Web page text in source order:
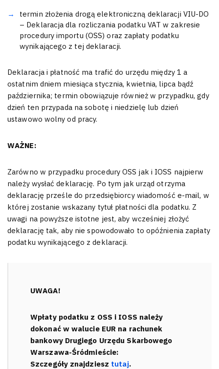
termin złożenia drogą elektroniczną deklaracji VIU-DO
– Deklaracja dla rozliczania podatku VAT w zakresie
procedury importu (OSS) oraz zapłaty podatku
wynikającego z tej deklaracji.
Deklaracja i płatność ma trafić do urzędu między 1 a
ostatnim dniem miesiąca stycznia, kwietnia, lipca bądź
października; termin obowiązuje również w przypadku, gdy
dzień ten przypada na sobotę i niedzielę lub dzień
ustawowo wolny od pracy.
WAŻNE:
Zarówno w przypadku procedury OSS jak i IOSS najpierw
należy wysłać deklarację. Po tym jak urząd otrzyma
deklarację prześle do przedsiębiorcy wiadomość e-mail, w
której zostanie wskazany tytuł płatności dla podatku. Z
uwagi na powyższe istotne jest, aby wcześniej złożyć
deklarację tak, aby nie spowodowało to opóźnienia zapłaty
podatku wynikającego z deklaracji.
UWAGA!
Wpłaty podatku z OSS i IOSS należy
dokonać w walucie EUR na rachunek
bankowy Drugiego Urzędu Skarbowego
Warszawa-Śródmieście:
Szczegóły znajdziesz tutaj.